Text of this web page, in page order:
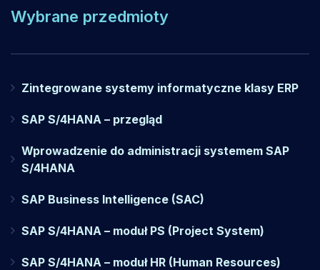
Wybrane przedmioty
Zintegrowane systemy informatyczne klasy ERP
SAP S/4HANA – przegląd
Wprowadzenie do administracji systemem SAP
S/4HANA
SAP Business Intelligence (SAC)
SAP S/4HANA – moduł PS (Project System)
SAP S/4HANA – moduł HR (Human Resources)